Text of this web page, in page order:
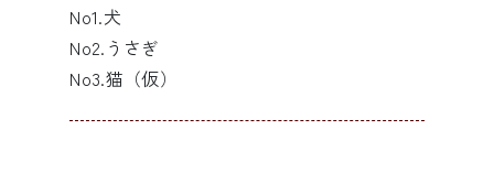
No1.犬
No2.うさぎ
No3.猫（仮）